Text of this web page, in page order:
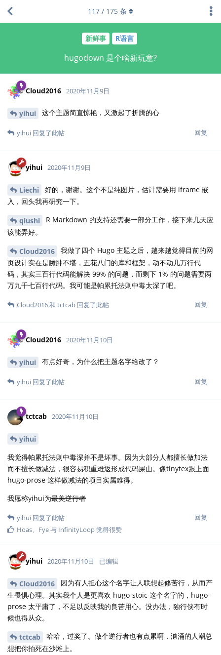
新鲜事 R语言
hugodown 是个啥新玩意?
117 / 175 条
Cloud2016 2020年11月9日
yihui 这个主题简直惊艳，又激起了折腾的心
回复
yihui 回复了此帖
yihui 2020年11月9日
Liechi
好的，谢谢。这个不是纯图片，估计需要用 iframe 嵌
入，回头我再研究一下。
qiushi
R Markdown 的支持还需要一部分工作，接下来几天应
该能弄好。
Cloud2016
我做了四个 Hugo 主题之后，越来越觉得目前的网
页设计实在是臃肿不堪，五花八门的库和框架，动不动几万行代
码，其实三百行代码能解决 99% 的问题，而剩下 1% 的问题需要两
万九千七百行代码。我可能是帕累托法则中毒太深了吧。
回复
Cloud2016和 tctcab 回复了此帖
Cloud2016 2020年11月10日
yihui 有点好奇，为什么把主题名字给改了？
回复
yihui 回复了此帖
tctcab 2020年11月10日
yihui
我觉得帕累托法则中毒深并不是坏事。因为大部分人都擅长做加法
而不擅长做减法，很容易积重难返形成代码屎山。像tinytex跟上面
hugo-prose 这样做减法的项目实属难得。
我愿称yihui为最美逆行者
回复
yihui 回复了此帖
Hoas、 Fye与 InfinityLoop觉得很赞
yihui 2020年11月10日 已编辑
Cloud2016
因为有人担心这个名字让人联想起修苦行，从而产
生畏惧心理。其实我个人是更喜欢 hugo-stoic 这个名字的，hugo-
prose 太平庸了，不足以反映我的良苦用心。没办法，独行侠有时
候也得从众。
tctcab
哈哈，过奖了。做个逆行者也有点累啊，汹涌的人潮总
想把你拍死在沙滩上。